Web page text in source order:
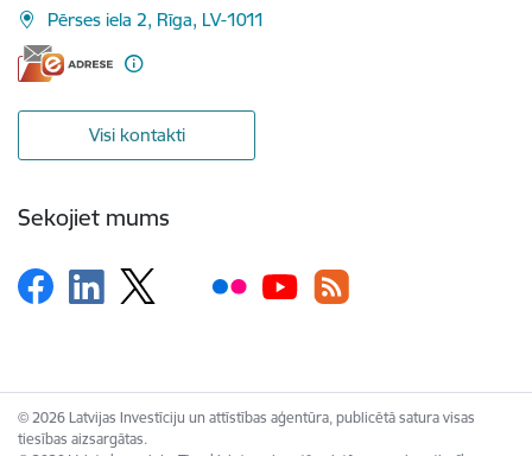
Pērses iela 2, Rīga, LV-1011
Visi kontakti
Sekojiet mums
© 2026 Latvijas Investīciju un attīstības aģentūra, publicētā satura visas
tiesības aizsargātas.